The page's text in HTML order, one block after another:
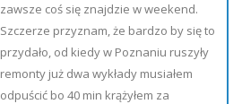
zawsze coś się znajdzie w weekend.
Szczerze przyznam, że bardzo by się to
przydało, od kiedy w Poznaniu ruszyły
remonty już dwa wykłady musiałem
odpuścić bo 40 min krążyłem za